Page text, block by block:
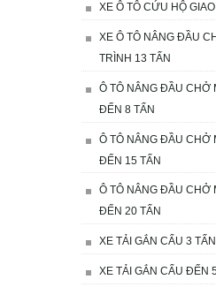
XE Ô TÔ CỨU HỘ
XE Ô TÔ NÂNG ĐẦU
TRÌNH 13 TẤN
Ô TÔ NÂNG ĐẦU CHỞ
ĐẾN 8 TẤN
Ô TÔ NÂNG ĐẦU CHỞ
ĐẾN 15 TẤN
Ô TÔ NÂNG ĐẦU CHỞ
ĐẾN 20 TẤN
XE TẢI GẮN CẨU 3 TẤN
XE TẢI GẮN CẨU ĐẾN